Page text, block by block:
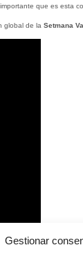
Gestionar
que es esta
global de la Setmana